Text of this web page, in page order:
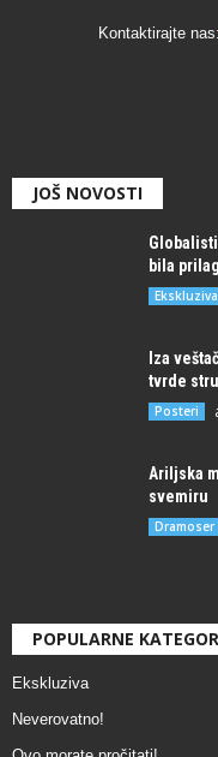
Kontaktirajte nas:
JOŠ NOVOSTI
bila
Ekskluziva
Iza
tvrde
Posteri
Ariljska
svemiru
POPULARNE
Ekskluziva
Neverovatno!